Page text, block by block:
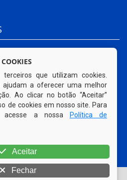
que utilizam cookies.
ajudam a oferecer uma melhor
Ao clicar no botão “Aceitar”
de cookies em nosso site. Para
acesse a nossa
Política de
Aceitar
Fechar